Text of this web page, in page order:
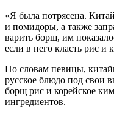
«Я была потрясена.
и помидоры, а также
варить борщ, им
если в него класть рис
По словам певицы,
русское блюдо под свои
борщ рис и корейское
ингредиентов.